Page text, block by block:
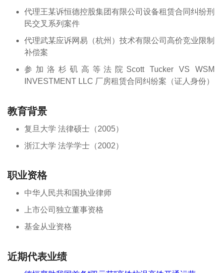
代理王某诉恒德控股集团有限公司设备租赁合同纠纷刑
民交叉系列案件
代理武某应诉网易（杭州）技术有限公司高价竞业限制
补偿案
参加洛杉矶高等法院Scott Tucker VS WSM
INVESTMENT LLC 厂房租赁合同纠纷案（证人身份）
教育背景
复旦大学 法律硕士（2005）
浙江大学 法学学士（2002）
职业资格
中华人民共和国执业律师
上市公司独立董事资格
基金从业资格
近期代表业绩